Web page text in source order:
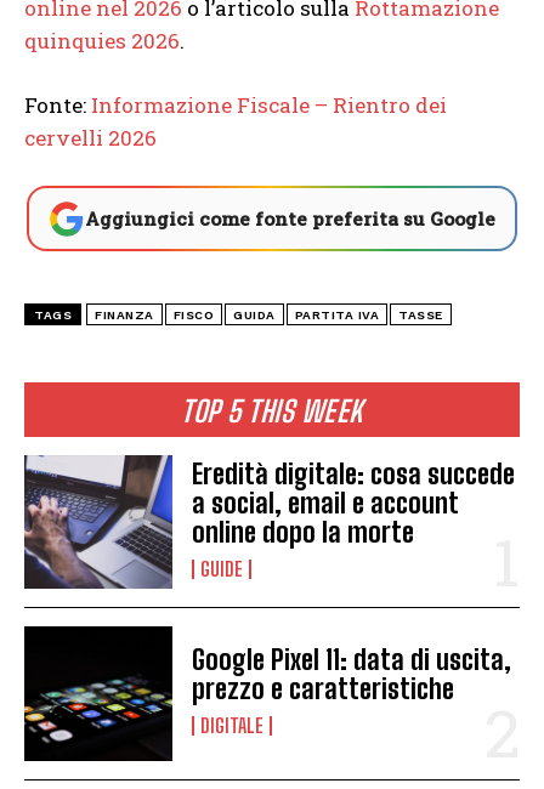
TOP 5 THIS WEEK
Eredità digitale: cosa succede
a social, email e account
online dopo la morte
GUIDE
Google Pixel 11: data di uscita,
prezzo e caratteristiche
DIGITALE
online nel 2026 o l’articolo sulla Rottamazione
quinquies 2026.
Fonte: Informazione Fiscale – Rientro dei
cervelli 2026
Aggiungici come fonte preferita su Google
TAGS FINANZA FISCO GUIDA PARTITA IVA TASSE